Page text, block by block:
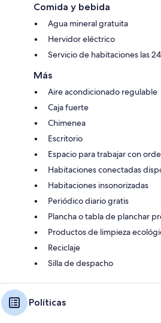
Comida y bebida
Agua mineral gratuita
Hervidor eléctrico
Servicio de habitaciones las
Más
Aire acondicionado regulable
Caja fuerte
Chimenea
Escritorio
Espacio para trabajar con
Habitaciones conectadas
Habitaciones insonorizadas
Periódico diario gratis
Plancha o tabla de planchar
Productos de limpieza
Reciclaje
Silla de despacho
Políticas